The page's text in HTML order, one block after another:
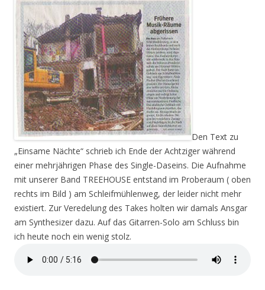
Den Text zu
„Einsame Nächte“ schrieb ich Ende der Achtziger während
einer mehrjährigen Phase des Single-Daseins. Die Aufnahme
mit unserer Band TREEHOUSE entstand im Proberaum ( oben
rechts im Bild ) am Schleifmühlenweg, der leider nicht mehr
existiert. Zur Veredelung des Takes holten wir damals Ansgar
am Synthesizer dazu. Auf das Gitarren-Solo am Schluss bin
ich heute noch ein wenig stolz.